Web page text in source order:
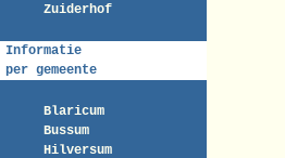
Zuiderhof
Informatie
per gemeente
Blaricum
Bussum
Hilversum